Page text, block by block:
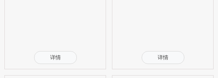
详情 详情